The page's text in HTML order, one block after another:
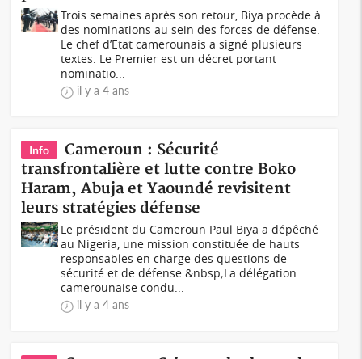
Trois semaines après son retour, Biya procède à
des nominations au sein des forces de défense.
Le chef d’Etat camerounais a signé plusieurs
textes. Le Premier est un décret portant
nominatio...
il y a 4 ans
Info
Cameroun : Sécurité
transfrontalière et lutte contre Boko
Haram, Abuja et Yaoundé revisitent
leurs stratégies défense
Le président du Cameroun Paul Biya a dépêché
au Nigeria, une mission constituée de hauts
responsables en charge des questions de
sécurité et de défense.&nbsp;La délégation
camerounaise condu...
il y a 4 ans